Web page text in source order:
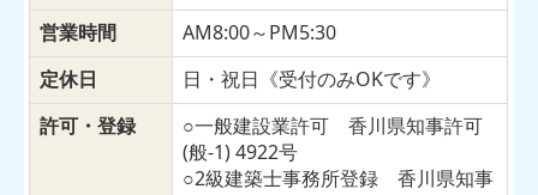
営業時間
AM8:00～PM5:30
定休日
日・祝日《受付のみOKです》
許可・登録
○一般建設業許可 香川県知事許可
(般-1) 4922号
○2級建築士事務所登録 香川県知事